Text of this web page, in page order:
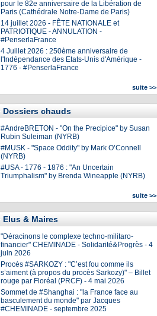
pour le 82e anniversaire de la Libération de
Paris (Cathédrale Notre-Dame de Paris)
14 juillet 2026 - FÊTE NATIONALE et
PATRIOTIQUE - ANNULATION -
#PenserlaFrance
4 Juillet 2026 : 250ème anniversaire de
l'Indépendance des Etats-Unis d'Amérique -
1776 - #PenserlaFrance
suite >>
Dossiers chauds
#AndreBRETON - "On the Precipice" by Susan
Rubin Suleiman (NYRB)
#MUSK - "Space Oddity" by Mark O’Connell
(NYRB)
#USA - 1776 - 1876 : "An Uncertain
Triumphalism" by Brenda Wineapple (NYRB)
suite >>
Elus & Maires
"Déracinons le complexe techno-militaro-
financier" CHEMINADE - Solidarité&Progrès - 4
juin 2026
Procès #SARKOZY : "C’est fou comme ils
s’aiment (à propos du procès Sarkozy)" – Billet
rouge par Floréal (PRCF) - 4 mai 2026
Sommet de #Shanghai : "la France face au
basculement du monde" par Jacques
#CHEMINADE - septembre 2025